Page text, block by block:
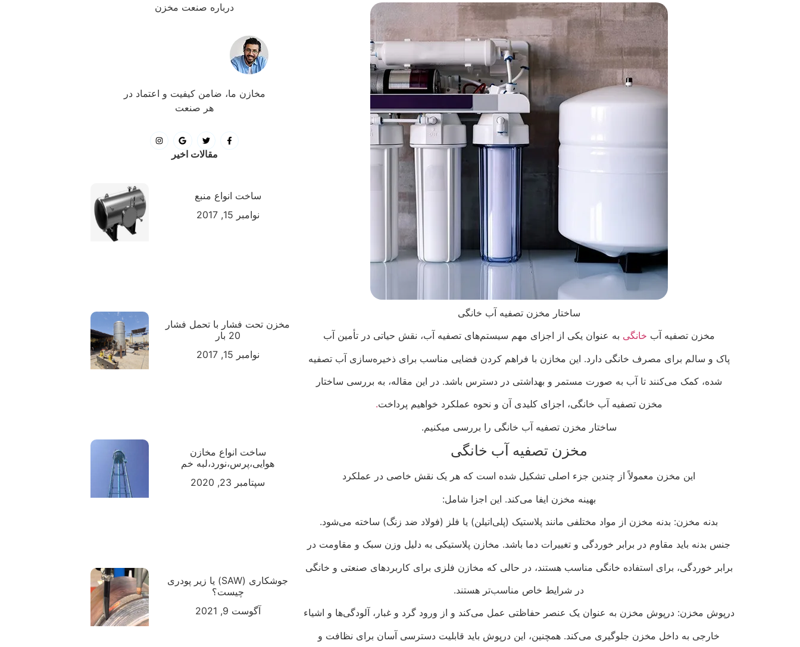
ساختار مخزن تصفیه آب خانگی
مخزن تصفیه آب خانگی به عنوان یکی از اجزای مهم سیستم‌های تصفیه آب، نقش حیاتی در تأمین آب
پاک و سالم برای مصرف خانگی دارد. این مخازن با فراهم کردن فضایی مناسب برای ذخیره‌سازی آب تصفیه‌
شده، کمک می‌کنند تا آب به صورت مستمر و بهداشتی در دسترس باشد. در این مقاله، به بررسی ساختار
مخزن تصفیه آب خانگی، اجزای کلیدی آن و نحوه عملکرد خواهیم پرداخت.
ساختار مخزن تصفیه آب خانگی را بررسی میکنیم.
مخزن تصفیه آب خانگی
این مخزن معمولاً از چندین جزء اصلی تشکیل شده است که هر یک نقش خاصی در عملکرد
بهینه مخزن ایفا می‌کند. این اجزا شامل:
بدنه مخزن: بدنه مخزن از مواد مختلفی مانند پلاستیک (پلی‌اتیلن) یا فلز (فولاد ضد زنگ) ساخته می‌شود.
جنس بدنه باید مقاوم در برابر خوردگی و تغییرات دما باشد. مخازن پلاستیکی به دلیل وزن سبک و مقاومت در
برابر خوردگی، برای استفاده خانگی مناسب هستند، در حالی که مخازن فلزی برای کاربردهای صنعتی و خانگی
در شرایط خاص مناسب‌تر هستند.
درپوش مخزن: درپوش مخزن به عنوان یک عنصر حفاظتی عمل می‌کند و از ورود گرد و غبار، آلودگی‌ها و اشیاء
خارجی به داخل مخزن جلوگیری می‌کند. همچنین، این درپوش باید قابلیت دسترسی آسان برای نظافت و
درباره صنعت مخزن
مخازن ما، ضامن کیفیت و اعتماد در
هر صنعت
مقالات اخیر
ساخت انواع منبع
نوامبر 15, 2017
مخزن تحت فشار با تحمل فشار
20 بار
نوامبر 15, 2017
ساخت انواع مخازن
هوایی،پرس،نورد،لبه خم
سپتامبر 23, 2020
جوشکاری (SAW) یا زیر پودری
چیست؟
آگوست 9, 2021